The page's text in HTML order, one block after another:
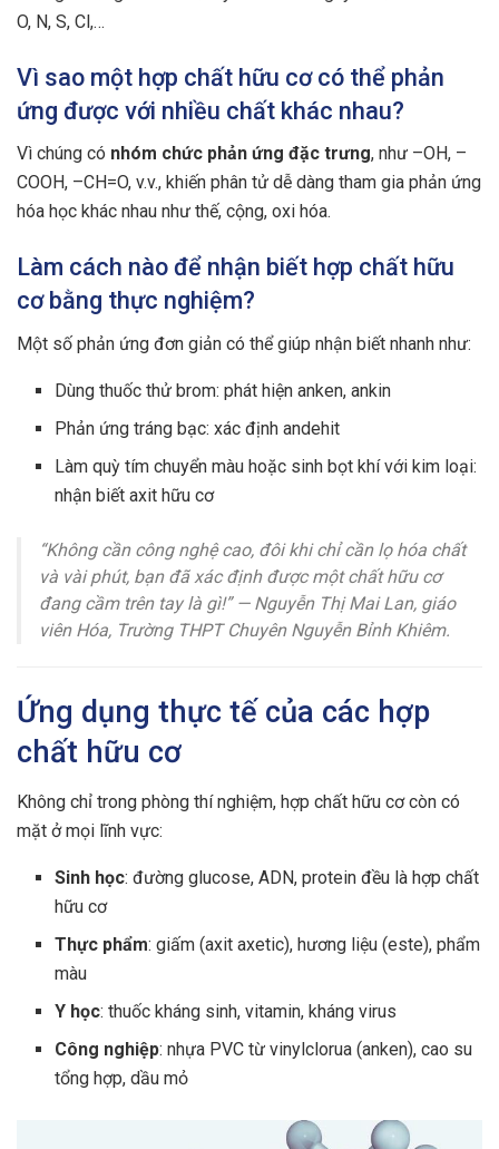
O, N, S, Cl,…
Vì sao một hợp chất hữu cơ có thể phản
ứng được với nhiều chất khác nhau?
Vì chúng có nhóm chức phản ứng đặc trưng, như –OH, –
COOH, –CH=O, v.v., khiến phân tử dễ dàng tham gia phản ứng
hóa học khác nhau như thế, cộng, oxi hóa.
Làm cách nào để nhận biết hợp chất hữu
cơ bằng thực nghiệm?
Một số phản ứng đơn giản có thể giúp nhận biết nhanh như:
Dùng thuốc thử brom: phát hiện anken, ankin
Phản ứng tráng bạc: xác định andehit
Làm quỳ tím chuyển màu hoặc sinh bọt khí với kim loại:
nhận biết axit hữu cơ
“Không cần công nghệ cao, đôi khi chỉ cần lọ hóa chất
và vài phút, bạn đã xác định được một chất hữu cơ
đang cầm trên tay là gì!” — Nguyễn Thị Mai Lan, giáo
viên Hóa, Trường THPT Chuyên Nguyễn Bỉnh Khiêm.
Ứng dụng thực tế của các hợp
chất hữu cơ
Không chỉ trong phòng thí nghiệm, hợp chất hữu cơ còn có
mặt ở mọi lĩnh vực:
Sinh học: đường glucose, ADN, protein đều là hợp chất
hữu cơ
Thực phẩm: giấm (axit axetic), hương liệu (este), phẩm
màu
Y học: thuốc kháng sinh, vitamin, kháng virus
Công nghiệp: nhựa PVC từ vinylclorua (anken), cao su
tổng hợp, dầu mỏ